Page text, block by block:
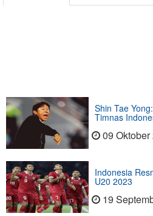
Shin Tae
Timnas
09 Oktober
Indonesia
U20 2023
19